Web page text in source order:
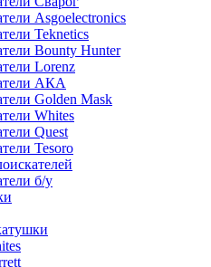
Asgoelectronics
Teknetics
Bounty Hunter
Lorenz
АКА
Golden Mask
Whites
Quest
Tesoro
б/у